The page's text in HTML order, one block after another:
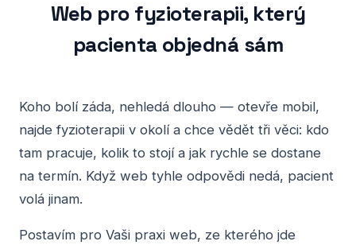
Web pro fyzioterapii, který
pacienta objedná sám
Koho bolí záda, nehledá dlouho — otevře mobil,
najde fyzioterapii v okolí a chce vědět tři věci: kdo
tam pracuje, kolik to stojí a jak rychle se dostane
na termín. Když web tyhle odpovědi nedá, pacient
volá jinam.
Postavím pro Vaši praxi web, ze kterého jde